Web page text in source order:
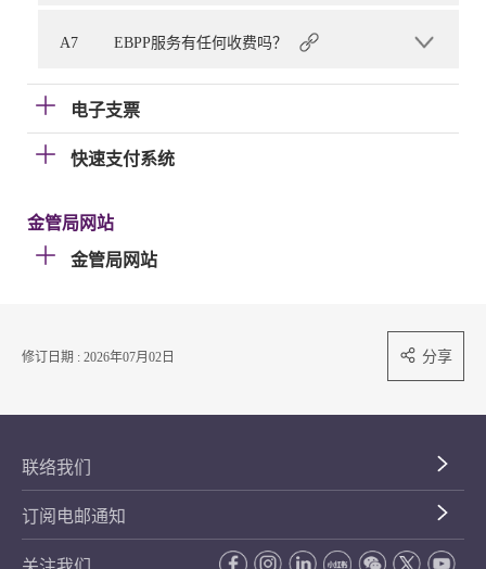
A7 EBPP服务有任何收费吗？
电子支票
快速支付系统
金管局网站
金管局网站
修订日期 : 2026年07月02日 分享
联络我们
订阅电邮通知